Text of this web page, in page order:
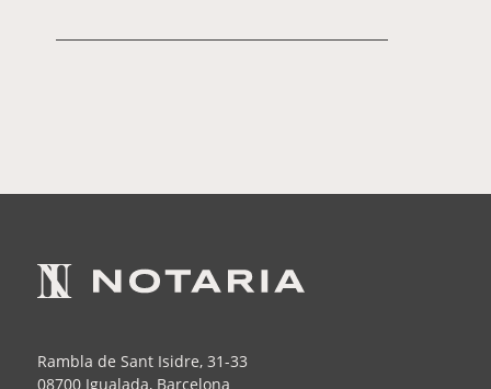
Rambla de Sant Isidre, 31-33
08700 Igualada, Barcelona